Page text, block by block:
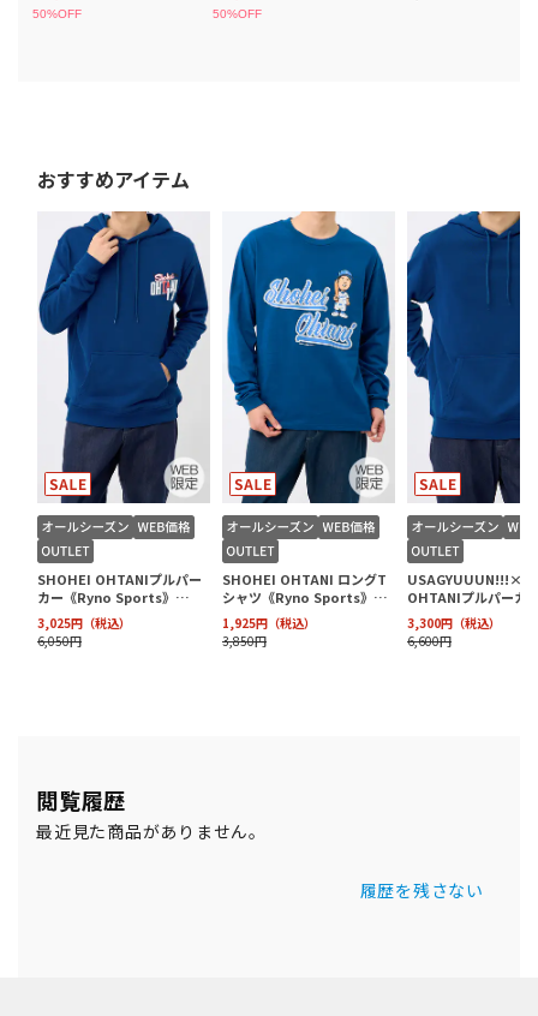
閲覧履歴
最近見た商品がありません。
履歴を残さない